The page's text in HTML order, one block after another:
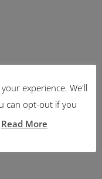
experience. We'll
can opt-out if you
Read More